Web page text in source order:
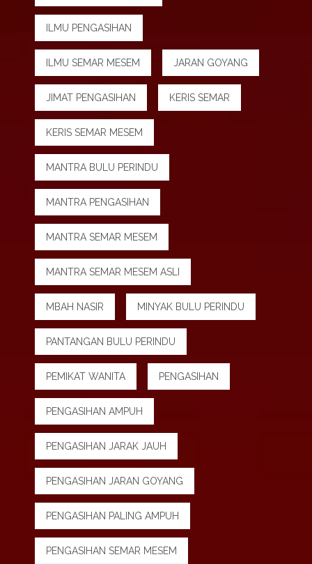
ILMU PENGASIHAN
ILMU SEMAR MESEM JARAN GOYANG
JIMAT PENGASIHAN KERIS SEMAR
KERIS SEMAR MESEM
MANTRA BULU PERINDU
MANTRA PENGASIHAN
MANTRA SEMAR MESEM
MANTRA SEMAR MESEM ASLI
MBAH NASIR MINYAK BULU PERINDU
PANTANGAN BULU PERINDU
PEMIKAT WANITA PENGASIHAN
PENGASIHAN AMPUH
PENGASIHAN JARAK JAUH
PENGASIHAN JARAN GOYANG
PENGASIHAN PALING AMPUH
PENGASIHAN SEMAR MESEM